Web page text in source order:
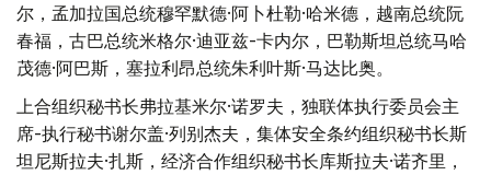
尔，孟加拉国总统穆罕默德·阿卜杜勒·哈米德，越南总统阮
春福，古巴总统米格尔·迪亚兹-卡内尔，巴勒斯坦总统马哈
茂德·阿巴斯，塞拉利昂总统朱利叶斯·马达比奥。
上合组织秘书长弗拉基米尔·诺罗夫，独联体执行委员会主
席-执行秘书谢尔盖·列别杰夫，集体安全条约组织秘书长斯
坦尼斯拉夫·扎斯，经济合作组织秘书长库斯拉夫·诺齐里，